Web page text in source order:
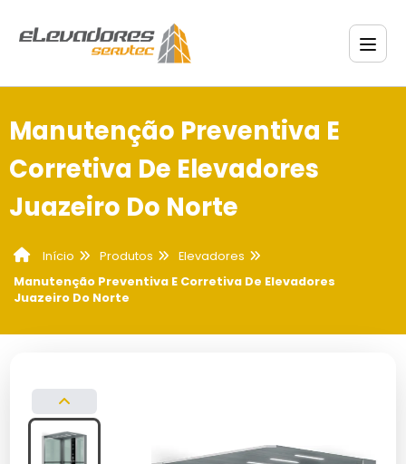
Manutenção Preventiva E
Corretiva De Elevadores
Juazeiro Do Norte
Início Produtos
Elevadores
Manutenção Preventiva E Corretiva De Elevadores
Juazeiro Do Norte